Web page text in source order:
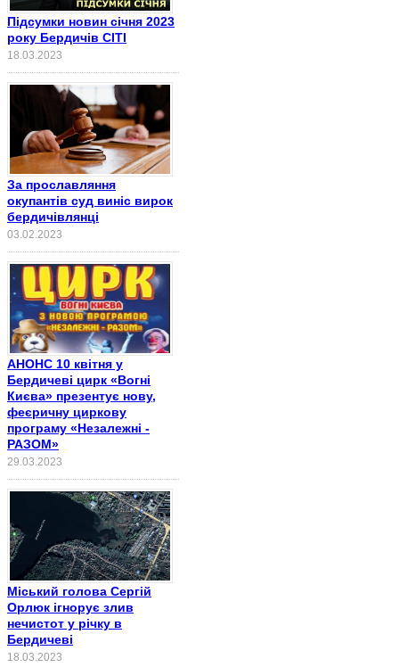
Підсумки новин січня 2023
року Бердичів СІТІ
18.03.2023
За прославляння
окупантів суд виніс вирок
бердичівлянці
03.02.2023
АНОНС 10 квітня у
Бердичеві цирк «Вогні
Києва» презентує нову,
феєричну циркову
програму «Незалежні -
РАЗОМ»
29.03.2023
Міський голова Сергій
Орлюк ігнорує злив
нечистот у річку в
Бердичеві
18.03.2023